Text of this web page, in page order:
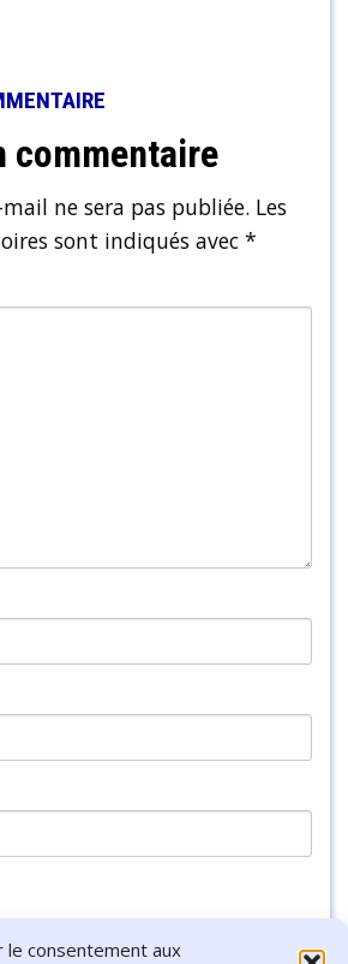
le consentement aux
commentaire
ne sera pas publiée. Les
sont indiqués avec *